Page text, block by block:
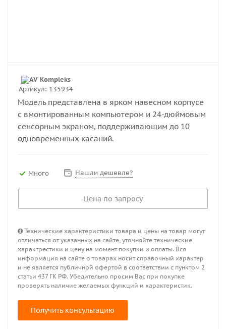
Артикул: 135934
Модель представлена в ярком навесном корпусе
с вмонтированным компьютером и 24-дюймовым
сенсорным экраном, поддерживающим до 10
одновременных касаний.
Много Нашли дешевле?
Цена по запросу
Технические характеристики товара и цены на товар могут
отличаться от указанных на сайте, уточняйте технические
характрестики и цену на момент покупки и оплаты. Вся
информация на сайте о товарах носит справочный характер
и не является публичной офертой в соответствии с пунктом 2
статьи 437 ГК РФ. Убедительно просим Вас при покупке
проверять наличие желаемых функций и характеристик.
Получить консультацию